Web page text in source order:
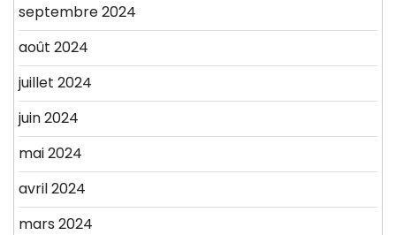
septembre 2024
août 2024
juillet 2024
juin 2024
mai 2024
avril 2024
mars 2024